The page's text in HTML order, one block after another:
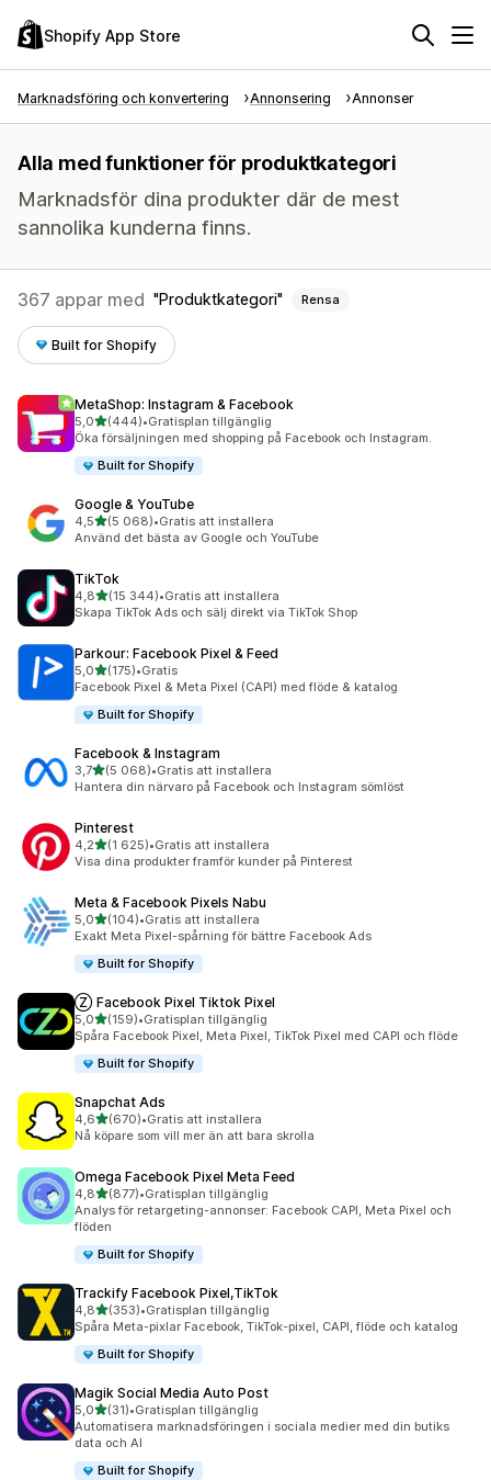
Shopify App Store
Marknadsföring och konvertering Annonsering Annonser
Alla med funktioner för produktkategori
Marknadsför dina produkter där de mest
sannolika kunderna finns.
367 appar med Produktkategori Rensa
Built for Shopify
MetaShop: Instagram & Facebook
5,0av 5 stjärnor
(444)
444 recensioner totalt
•Gratisplan tillgänglig
Öka försäljningen med shopping på Facebook och Instagram.
Built for Shopify
Google & YouTube
4,5av 5 stjärnor
(5 068)
5068 recensioner totalt
•Gratis att installera
Använd det bästa av Google och YouTube
TikTok
4,8av 5 stjärnor
(15 344)
15344 recensioner totalt
•Gratis att installera
Skapa TikTok Ads och sälj direkt via TikTok Shop
Parkour: Facebook Pixel & Feed
5,0av 5 stjärnor
(175)
175 recensioner totalt
•Gratis
Facebook Pixel & Meta Pixel (CAPI) med flöde & katalog
Built for Shopify
Facebook & Instagram
3,7av 5 stjärnor
(5 068)
5068 recensioner totalt
•Gratis att installera
Hantera din närvaro på Facebook och Instagram sömlöst
Pinterest
4,2av 5 stjärnor
(1 625)
1625 recensioner totalt
•Gratis att installera
Visa dina produkter framför kunder på Pinterest
Meta & Facebook Pixels Nabu
5,0av 5 stjärnor
(104)
104 recensioner totalt
•Gratis att installera
Exakt Meta Pixel-spårning för bättre Facebook Ads
Built for Shopify
Ⓩ Facebook Pixel Tiktok Pixel
5,0av 5 stjärnor
(159)
159 recensioner totalt
•Gratisplan tillgänglig
Spåra Facebook Pixel, Meta Pixel, TikTok Pixel med CAPI och flöde
Built for Shopify
Snapchat Ads
4,6av 5 stjärnor
(670)
670 recensioner totalt
•Gratis att installera
Nå köpare som vill mer än att bara skrolla
Omega Facebook Pixel Meta Feed
4,8av 5 stjärnor
(877)
877 recensioner totalt
•Gratisplan tillgänglig
Analys för retargeting-annonser: Facebook CAPI, Meta Pixel och
flöden
Built for Shopify
Trackify Facebook Pixel,TikTok
4,8av 5 stjärnor
(353)
353 recensioner totalt
•Gratisplan tillgänglig
Spåra Meta-pixlar Facebook, TikTok-pixel, CAPI, flöde och katalog
Built for Shopify
Magik Social Media Auto Post
5,0av 5 stjärnor
(31)
31 recensioner totalt
•Gratisplan tillgänglig
Automatisera marknadsföringen i sociala medier med din butiks
data och AI
Built for Shopify